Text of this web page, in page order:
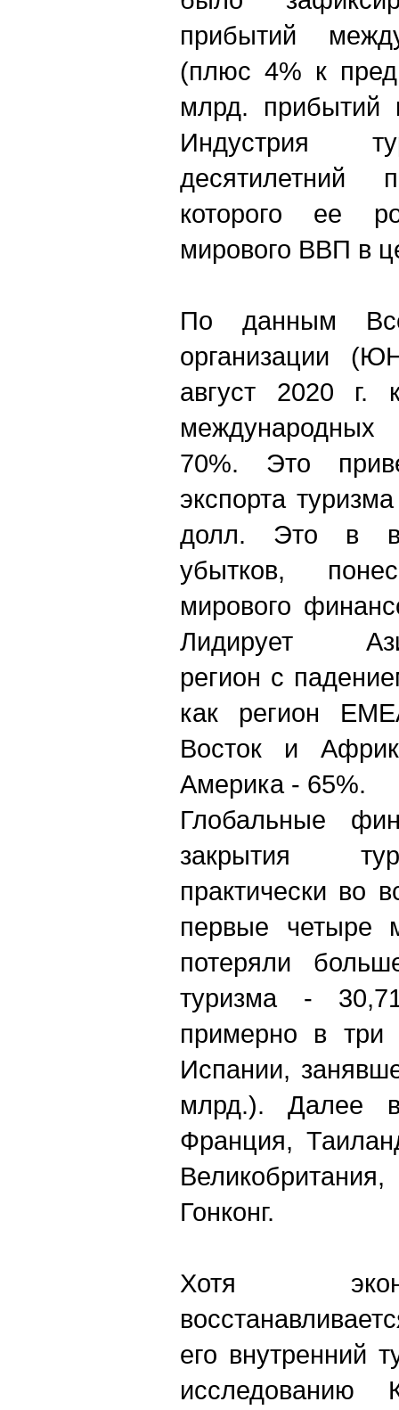
прибытий
(плюс 4% к
млрд. прибытий
Индустрия
десятилетний
которого ее
мирового ВВП в
По данным
организации
август 2020 г.
70%. Это
экспорта
долл. Это в
убытков,
мирового
Лидирует
регион с
как регион
Восток и
Америка - 65%.
Глобальные
закрытия
практически во
первые четыре
потеряли
туризма -
примерно в
Испании,
млрд.). Далее
Франция,
Гонконг.
Хотя
его внутренний
исследованию